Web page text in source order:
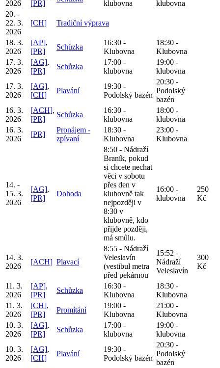
2026
[PR]
klubovna
klubovna
20. -
22. 3.
2026
[CH] Tradiční výprava
18. 3.
2026
[AP],
[PR]
Schůzka
16:30 -
Klubovna
18:30 -
Klubovna
17. 3.
2026
[AG],
[PR]
Schůzka
17:00 -
klubovna
19:00 -
klubovna
17. 3.
2026
[AG],
[CH]
Plavání
19:30 -
Podolský bazén
20:30 -
Podolský
bazén
16. 3.
2026
[ACH],
[PR]
Schůzka
16:30 -
klubovna
18:00 -
klubovna
16. 3.
2026
[PR]
Pronájem -
zpívaní
18:30 -
Klubovna
23:00 -
Klubovna
14. -
15. 3.
2026
[AG],
[PR]
Dohoda
8:50 - Nádraží
Braník, pokud
si chcete nechat
věci v sobotu
přes den v
klubovně tak
nejpozději v
8:30 v
klubovně, kdo
přijde později,
má smůlu.
16:00 -
klubovna
250
Kč
14. 3.
2026
[ACH] Plavací
8:55 - Nádraží
Veleslavín
(vestibul metra
před pekárnou
15:52 -
Nádraží
Veleslavín
300
Kč
11. 3.
2026
[AP],
[PR]
Schůzka
16:30 -
Klubovna
18:30 -
Klubovna
11. 3.
2026
[CH],
[PR]
Promítání
19:00 -
Klubovna
21:00 -
Klubovna
10. 3.
2026
[AG],
[PR]
Schůzka
17:00 -
klubovna
19:00 -
klubovna
10. 3.
2026
[AG],
[CH]
Plavání
19:30 -
Podolský bazén
20:30 -
Podolský
bazén